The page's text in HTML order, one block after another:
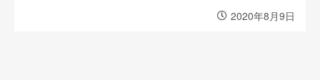
2020年8月9日